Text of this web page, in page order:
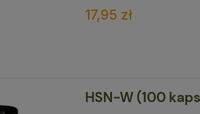
17,95 zł
HSN-W (100